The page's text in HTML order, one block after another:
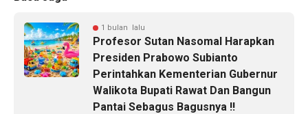
1 bulan lalu
Profesor Sutan Nasomal Harapkan
Presiden Prabowo Subianto
Perintahkan Kementerian Gubernur
Walikota Bupati Rawat Dan Bangun
Pantai Sebagus Bagusnya !!